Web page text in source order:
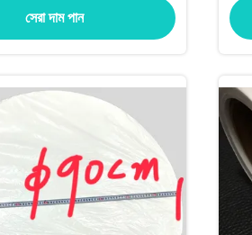
সেরা দাম পান